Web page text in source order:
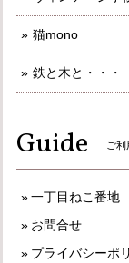
猫mono
鉄と木と・・・
Guide ご利
一丁目ねこ番
お問合せ
プライバシーポ